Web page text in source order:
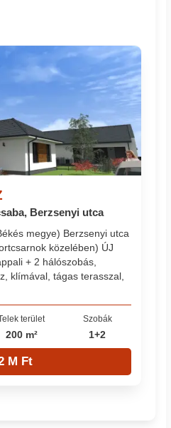
Berzsenyi utca
megye) Berzsenyi utca
közelében) ÚJ
+ 2 hálószobás,
klímával, tágas terasszal,
terület
200 m²
Szobák
1+2
M Ft